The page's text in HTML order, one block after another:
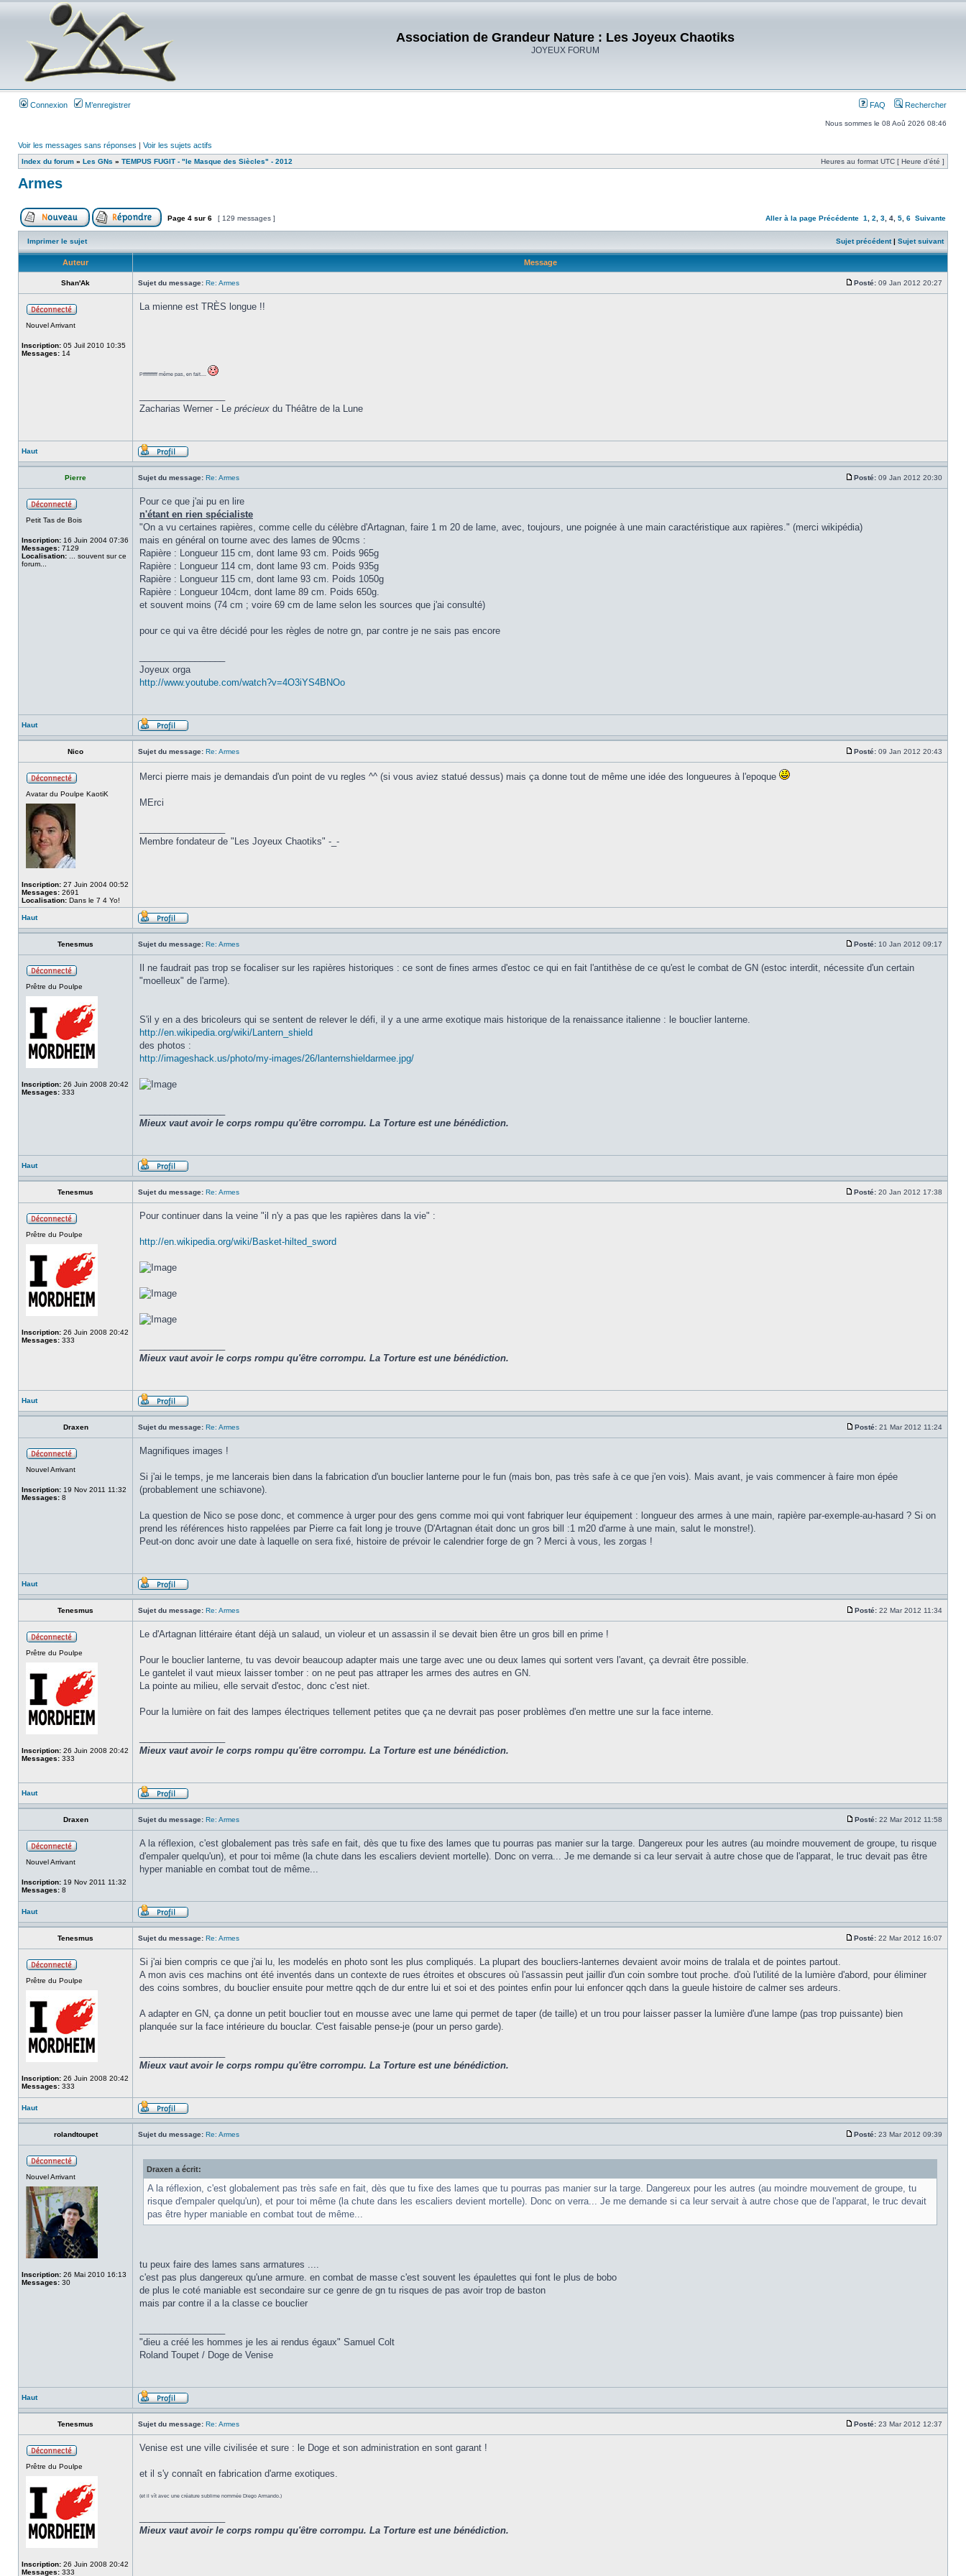
Association de Grandeur Nature : Les Joyeux Chaotiks
JOYEUX FORUM
Connexion M’enregistrer FAQ Rechercher
Nous sommes le 08 Aoû 2026 08:46
Voir les messages sans réponses | Voir les sujets actifs
Index du forum » Les GNs » TEMPUS FUGIT - "le Masque des Siècles" - 2012 Heures au format UTC [ Heure d’été ]
Armes
Page 4 sur 6 [ 129 messages ] Aller à la page Précédente 1 2 3 4 5 6 Suivante
Imprimer le sujet Sujet précédent| Sujet suivant
Auteur Message
Shan'Ak Sujet du message: Re: Armes Posté: 09 Jan 2012 20:27
Nouvel Arrivant
Inscription: 05 Juil 2010 10:35
Messages: 14
La mienne est TRÈS longue !!
Pffffffffff même pas, en fait....
Zacharias Werner - Le précieux du Théâtre de la Lune
Haut
Pierre Sujet du message: Re: Armes Posté: 09 Jan 2012 20:30
Petit Tas de Bois
Inscription: 16 Juin 2004 07:36
Messages: 7129
Localisation: ... souvent sur ce
forum...
Pour ce que j'ai pu en lire
n'étant en rien spécialiste
"On a vu certaines rapières, comme celle du célèbre d'Artagnan, faire 1 m 20 de lame, avec, toujours, une poignée à une main caractéristique aux rapières." (merci wikipédia)
mais en général on tourne avec des lames de 90cms :
Rapière : Longueur 115 cm, dont lame 93 cm. Poids 965g
Rapière : Longueur 114 cm, dont lame 93 cm. Poids 935g
Rapière : Longueur 115 cm, dont lame 93 cm. Poids 1050g
Rapière : Longueur 104cm, dont lame 89 cm. Poids 650g.
et souvent moins (74 cm ; voire 69 cm de lame selon les sources que j'ai consulté)
pour ce qui va être décidé pour les règles de notre gn, par contre je ne sais pas encore
Joyeux orga
http://www.youtube.com/watch?v=4O3iYS4BNOo
Haut
Nico Sujet du message: Re: Armes Posté: 09 Jan 2012 20:43
Avatar du Poulpe KaotiK
Inscription: 27 Juin 2004 00:52
Messages: 2691
Localisation: Dans le 7 4 Yo!
Merci pierre mais je demandais d'un point de vu regles ^^ (si vous aviez statué dessus) mais ça donne tout de même une idée des longueures à l'epoque
MErci
Membre fondateur de "Les Joyeux Chaotiks" -_-
Haut
Tenesmus Sujet du message: Re: Armes Posté: 10 Jan 2012 09:17
Prêtre du Poulpe
Inscription: 26 Juin 2008 20:42
Messages: 333
Il ne faudrait pas trop se focaliser sur les rapières historiques : ce sont de fines armes d'estoc ce qui en fait l'antithèse de ce qu'est le combat de GN (estoc interdit, nécessite d'un certain
"moelleux" de l'arme).
S'il y en a des bricoleurs qui se sentent de relever le défi, il y a une arme exotique mais historique de la renaissance italienne : le bouclier lanterne.
http://en.wikipedia.org/wiki/Lantern_shield
des photos :
http://imageshack.us/photo/my-images/26/lanternshieldarmee.jpg/
Mieux vaut avoir le corps rompu qu'être corrompu. La Torture est une bénédiction.
Haut
Tenesmus Sujet du message: Re: Armes Posté: 20 Jan 2012 17:38
Prêtre du Poulpe
Inscription: 26 Juin 2008 20:42
Messages: 333
Pour continuer dans la veine "il n'y a pas que les rapières dans la vie" :
http://en.wikipedia.org/wiki/Basket-hilted_sword
Mieux vaut avoir le corps rompu qu'être corrompu. La Torture est une bénédiction.
Haut
Draxen Sujet du message: Re: Armes Posté: 21 Mar 2012 11:24
Nouvel Arrivant
Inscription: 19 Nov 2011 11:32
Messages: 8
Magnifiques images !
Si j'ai le temps, je me lancerais bien dans la fabrication d'un bouclier lanterne pour le fun (mais bon, pas très safe à ce que j'en vois). Mais avant, je vais commencer à faire mon épée
(probablement une schiavone).
La question de Nico se pose donc, et commence à urger pour des gens comme moi qui vont fabriquer leur équipement : longueur des armes à une main, rapière par-exemple-au-hasard ? Si on
prend les références histo rappelées par Pierre ca fait long je trouve (D'Artagnan était donc un gros bill :1 m20 d'arme à une main, salut le monstre!).
Peut-on donc avoir une date à laquelle on sera fixé, histoire de prévoir le calendrier forge de gn ? Merci à vous, les zorgas !
Haut
Tenesmus Sujet du message: Re: Armes Posté: 22 Mar 2012 11:34
Prêtre du Poulpe
Inscription: 26 Juin 2008 20:42
Messages: 333
Le d'Artagnan littéraire étant déjà un salaud, un violeur et un assassin il se devait bien être un gros bill en prime !
Pour le bouclier lanterne, tu vas devoir beaucoup adapter mais une targe avec une ou deux lames qui sortent vers l'avant, ça devrait être possible.
Le gantelet il vaut mieux laisser tomber : on ne peut pas attraper les armes des autres en GN.
La pointe au milieu, elle servait d'estoc, donc c'est niet.
Pour la lumière on fait des lampes électriques tellement petites que ça ne devrait pas poser problèmes d'en mettre une sur la face interne.
Mieux vaut avoir le corps rompu qu'être corrompu. La Torture est une bénédiction.
Haut
Draxen Sujet du message: Re: Armes Posté: 22 Mar 2012 11:58
Nouvel Arrivant
Inscription: 19 Nov 2011 11:32
Messages: 8
A la réflexion, c'est globalement pas très safe en fait, dès que tu fixe des lames que tu pourras pas manier sur la targe. Dangereux pour les autres (au moindre mouvement de groupe, tu risque
d'empaler quelqu'un), et pour toi même (la chute dans les escaliers devient mortelle). Donc on verra... Je me demande si ca leur servait à autre chose que de l'apparat, le truc devait pas être
hyper maniable en combat tout de même...
Haut
Tenesmus Sujet du message: Re: Armes Posté: 22 Mar 2012 16:07
Prêtre du Poulpe
Inscription: 26 Juin 2008 20:42
Messages: 333
Si j'ai bien compris ce que j'ai lu, les modelés en photo sont les plus compliqués. La plupart des boucliers-lanternes devaient avoir moins de tralala et de pointes partout.
A mon avis ces machins ont été inventés dans un contexte de rues étroites et obscures où l'assassin peut jaillir d'un coin sombre tout proche. d'où l'utilité de la lumière d'abord, pour éliminer
des coins sombres, du bouclier ensuite pour mettre qqch de dur entre lui et soi et des pointes enfin pour lui enfoncer qqch dans la gueule histoire de calmer ses ardeurs.
A adapter en GN, ça donne un petit bouclier tout en mousse avec une lame qui permet de taper (de taille) et un trou pour laisser passer la lumière d'une lampe (pas trop puissante) bien
planquée sur la face intérieure du bouclar. C'est faisable pense-je (pour un perso garde).
Mieux vaut avoir le corps rompu qu'être corrompu. La Torture est une bénédiction.
Haut
rolandtoupet Sujet du message: Re: Armes Posté: 23 Mar 2012 09:39
Nouvel Arrivant
Inscription: 26 Mai 2010 16:13
Messages: 30
Draxen a écrit:
A la réflexion, c'est globalement pas très safe en fait, dès que tu fixe des lames que tu pourras pas manier sur la targe. Dangereux pour les autres (au moindre mouvement de groupe, tu
risque d'empaler quelqu'un), et pour toi même (la chute dans les escaliers devient mortelle). Donc on verra... Je me demande si ca leur servait à autre chose que de l'apparat, le truc devait
pas être hyper maniable en combat tout de même...
tu peux faire des lames sans armatures ....
c'est pas plus dangereux qu'une armure. en combat de masse c'est souvent les épaulettes qui font le plus de bobo
de plus le coté maniable est secondaire sur ce genre de gn tu risques de pas avoir trop de baston
mais par contre il a la classe ce bouclier
"dieu a créé les hommes je les ai rendus égaux" Samuel Colt
Roland Toupet / Doge de Venise
Haut
Tenesmus Sujet du message: Re: Armes Posté: 23 Mar 2012 12:37
Prêtre du Poulpe
Inscription: 26 Juin 2008 20:42
Messages: 333
Venise est une ville civilisée et sure : le Doge et son administration en sont garant !
et il s'y connaît en fabrication d'arme exotiques.
(et il vît avec une créature sublime nommée Diego Armando.)
Mieux vaut avoir le corps rompu qu'être corrompu. La Torture est une bénédiction.